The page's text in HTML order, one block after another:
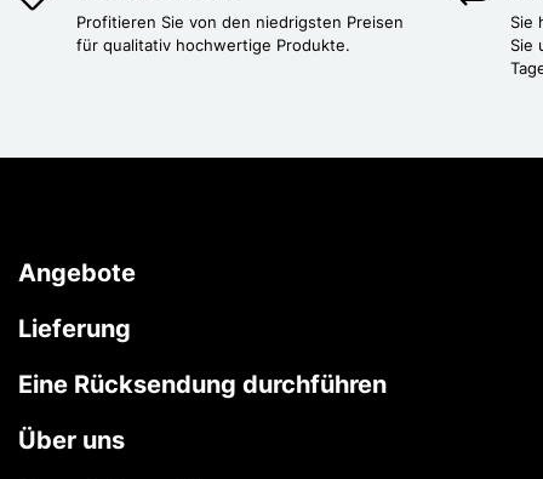
Profitieren Sie von den niedrigsten Preisen
für qualitativ hochwertige Produkte.
Sie
Sie
Angebote
Lieferung
Eine Rücksendung durchführen
Über uns